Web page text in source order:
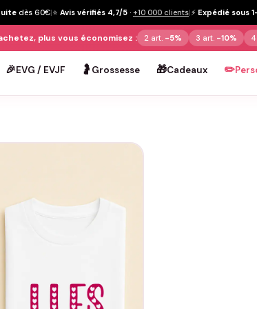
dès 60€|⭐ Avis vérifiés 4,7/5 · +10 000 clients|⚡ Expédié sous
plus vous économisez : 2 art. -5% 3 art. -10%
🎉EVG / EVJF 🤰 Grossesse 🎁Cadeaux ✏️